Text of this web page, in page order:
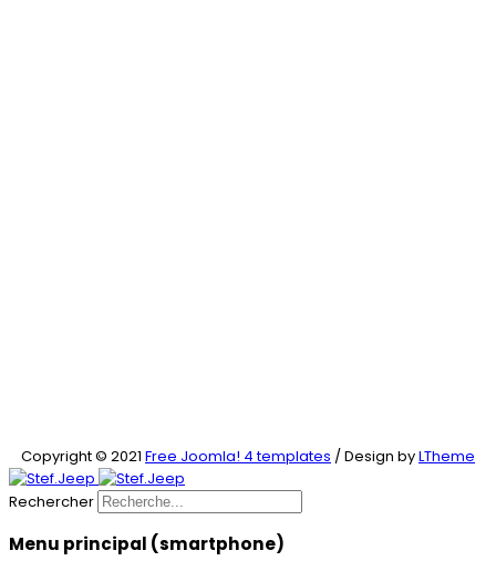
Copyright © 2021 Free Joomla! 4 templates / Design byLTheme
Rechercher
Menu principal (smartphone)